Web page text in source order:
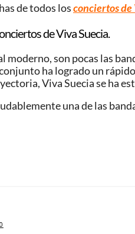
de todos losconciertos de
de Viva Suecia.
moderno, son pocas las
ha logrado un
Viva Suecia se ha
unadelas
0